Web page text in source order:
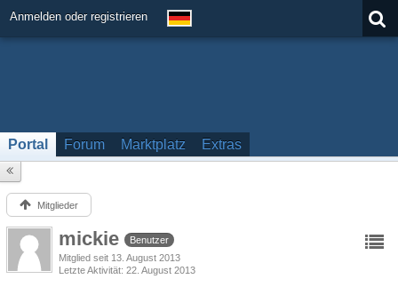
Anmelden oder registrieren
Portal Forum Marktplatz Extras
Mitglieder
mickie
Benutzer
Mitglied seit 13. August 2013
Letzte Aktivität 22. August 2013